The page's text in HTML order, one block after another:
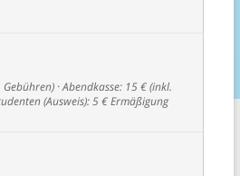
· Abendkasse: 15 € (inkl.
(Ausweis): 5 € Ermäßigung